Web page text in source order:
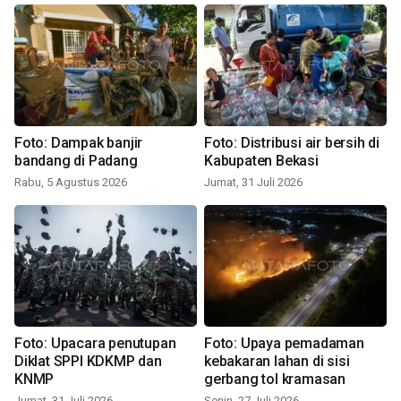
Foto: Dampak banjir
bandang di Padang
Rabu, 5 Agustus 2026
Foto: Distribusi air bersih di
Kabupaten Bekasi
Jumat, 31 Juli 2026
Foto: Upacara penutupan
Diklat SPPI KDKMP dan
KNMP
Foto: Upaya pemadaman
kebakaran lahan di sisi
gerbang tol kramasan